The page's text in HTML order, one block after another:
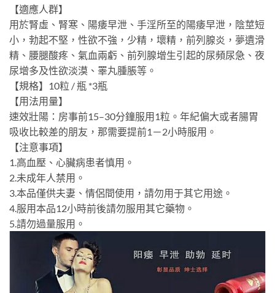
【適應人群】
用於腎虛、腎寒、陽痿早泄、手淫所至的陽痿早泄，陰莖短
小，勃起不堅，性欲不強，少精，壞精，前列腺炎，夢遺滑
精、腰腿酸疼、氣血兩虧、前列腺增生引起的尿頻尿急、夜
尿增多及性欲淡漠、睪丸腫脹等。
【規格】10粒 / 瓶 *3瓶
【用法用量】
速效壯陽：房事前15–30分鐘服用1粒。年紀偏大或者腸胃
吸收比較差的朋友，那需要提前1－2小時服用。
【注意事項】
1.高血壓、心臟病患者慎用。
2.未成年人禁用。
3.本品僅供夫妻、情侶間使用，請勿用于其它用途。
4.服用本品12小時前後請勿服用其它藥物。
5.請勿過量服用。